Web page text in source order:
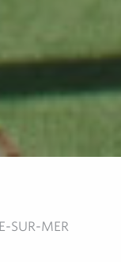
SUR-MER